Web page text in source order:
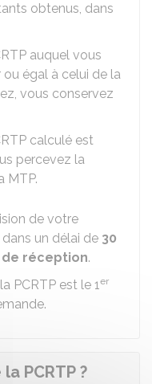
obtenus, dans
auquel vous
égal à celui de la
vous conservez
calculé est
percevez la
MTP.
de votre
un délai de 30
réception.
PCRTP est le 1er
PCRTP ?